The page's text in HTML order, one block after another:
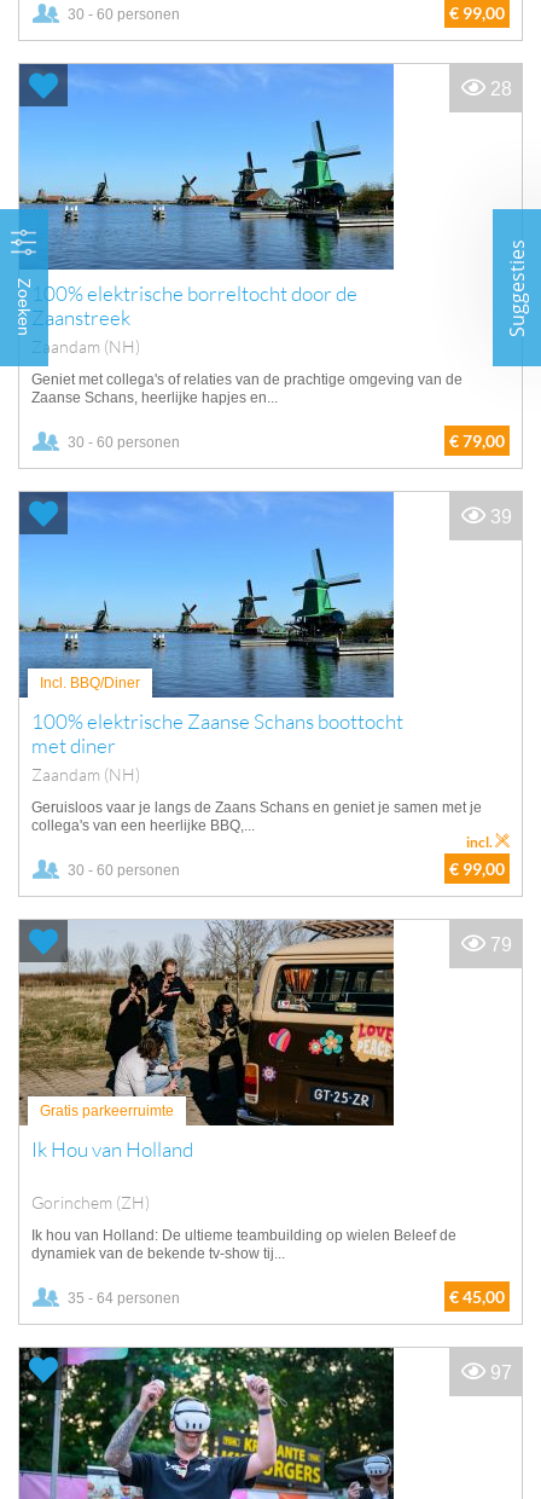
Zoeken
30 - 60 personen € 99,00
100% elektrische borreltocht door de
Zaanstreek
Zaandam (NH)
Geniet met collega's of relaties van de prachtige omgeving van de
Zaanse Schans, heerlijke hapjes en...
30 - 60 personen € 79,00
28
Incl. BBQ/Diner
100% elektrische Zaanse Schans boottocht
met diner
Zaandam (NH)
Geruisloos vaar je langs de Zaans Schans en geniet je samen met je
collega's van een heerlijke BBQ,...
30 - 60 personen € 99,00
incl.
39
Gratis parkeerruimte
Ik Hou van Holland
Gorinchem (ZH)
Ik hou van Holland: De ultieme teambuilding op wielen Beleef de
dynamiek van de bekende tv-show tij...
35 - 64 personen € 45,00
79
97
Suggesties